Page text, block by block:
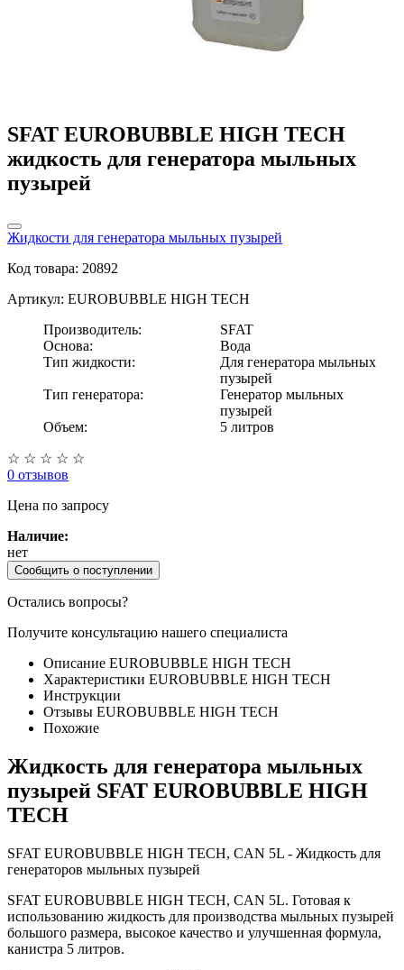
SFAT EUROBUBBLE HIGH TECH
жидкость для генератора мыльных
пузырей
Жидкости для генератора мыльных пузырей
Код товара: 20892
Артикул: EUROBUBBLE HIGH TECH
Производитель:
SFAT
Основа:
Вода
Тип жидкости:
Для генератора мыльных
пузырей
Тип генератора:
Генератор мыльных
пузырей
Объем:
5 литров
☆ ☆ ☆ ☆ ☆
0 отзывов
Цена по запросу
Наличие:
нет
Сообщить о поступлении
Остались вопросы?
Получите консультацию нашего специалиста
Описание EUROBUBBLE HIGH TECH
Характеристики EUROBUBBLE HIGH TECH
Инструкции
Отзывы EUROBUBBLE HIGH TECH
Похожие
Жидкость для генератора мыльных
пузырей SFAT EUROBUBBLE HIGH
TECH
SFAT EUROBUBBLE HIGH TECH, CAN 5L - Жидкость для
генераторов мыльных пузырей
SFAT EUROBUBBLE HIGH TECH, CAN 5L. Готовая к
использованию жидкость для производства мыльных пузырей
большого размера, высокое качество и улучшенная формула,
канистра 5 литров.